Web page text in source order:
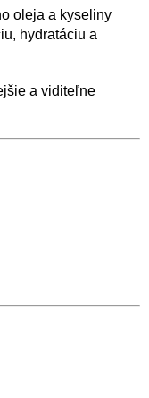
oleja a kyseliny
hydratáciu a
a viditeľne